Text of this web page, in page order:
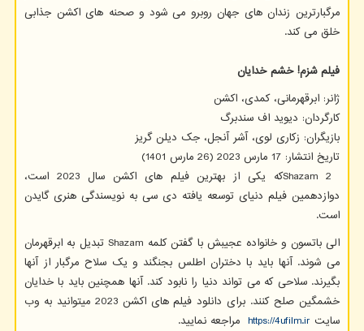
مرگبارترین زندان های جهان روبرو می شود و صحنه های اکشن جذابی
خلق می کند.
فیلم شزم! خشم خدایان
ژانر: ابرقهرمانی، کمدی، اکشن
کارگردان: دیوید اف سندبرگ
بازیگران: زکاری لوی، آشر آنجل، جک دیلن گریز
تاریخ انتشار: 17 مارس 2023 (26 مارس 1401)
Shazam 2
که یکی از بهترین فیلم های اکشن سال 2023 است،
دوازدهمین فیلم دنیای توسعه یافته دی سی به نویسندگی هنری گایدن
است.
الی باتسون و خانواده عجیبش با گفتن کلمه Shazamتبدیل به ابرقهرمان
می شوند. آنها باید با دختران اطلس بجنگند و یک سلاح مرگبار از آنها
بگیرند. سلاحی که می تواند دنیا را نابود کند. آنها همچنین باید با خدایان
خشمگین صلح کنند. برای دانلود فیلم های اکشن 2023 میتوانید به وب
سایت https://4ufilm.ir مراجعه نمایید.